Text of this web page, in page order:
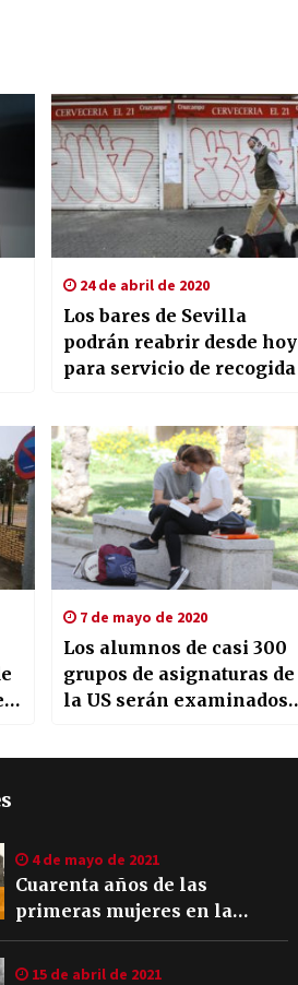
24 de abril de 2020
Los bares de Sevilla
podrán reabrir desde hoy
para servicio de recogida
7 de mayo de 2020
Los alumnos de casi 300
grupos de asignaturas de
la US serán examinados
4 de mayo de 2021
Cuarenta años de las
primeras mujeres en la
Policía Local de Sevilla
15 de abril de 2021